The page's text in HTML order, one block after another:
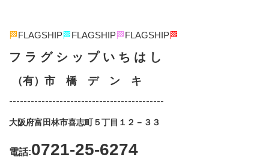
🏁 FLAGSHIP🏁 FLAGSHIP🏁 FLAGSHIP🏁
フ ラ グ シ ッ プ い ち は し
（有）市 橋 デ ン キ
-------------------------------------------
大阪府富田林市喜志町５丁目１２－３３
電話:0721-25-6274